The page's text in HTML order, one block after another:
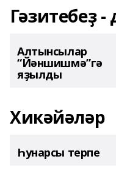
Гәзитебеҙ
Алтынсылар
“Йәншишмә”гә
яҙылды
Хикәйәләр
Һунарсы терпе